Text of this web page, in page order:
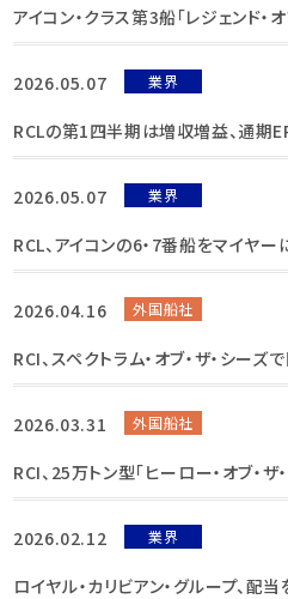
アイコン・クラス第3船「レジェンド・
2026.05.07 業界
RCLの第1四半期は増収増益、通期
2026.05.07 業界
RCL、アイコンの6・7番船をマイヤ
2026.04.16 外国船社
RCI、スペクトラム・オブ・ザ・シー
2026.03.31 外国船社
RCI、25万トン型「ヒーロー・オブ・
2026.02.12 業界
ロイヤル・カリビアン・グループ、配